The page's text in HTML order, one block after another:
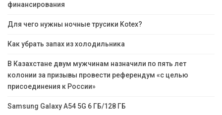
финансирования
Для чего нужны ночные трусики Kotex?
Как убрать запах из холодильника
В Казахстане двум мужчинам назначили по пять лет
колонии за призывы провести референдум «с целью
присоединения к России»
Samsung Galaxy A54 5G 6 ГБ/128 ГБ